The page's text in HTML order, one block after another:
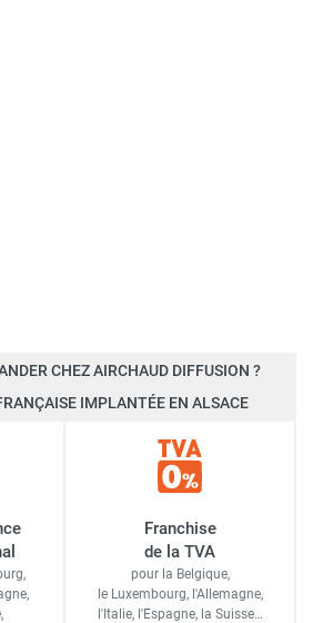
CHEZ AIRCHAUD DIFFUSION ?
IMPLANTÉE EN ALSACE
Franchise
de la TVA
pour la Belgique,
le Luxembourg, l'Allemagne,
l'Italie, l'Espagne, la Suisse…